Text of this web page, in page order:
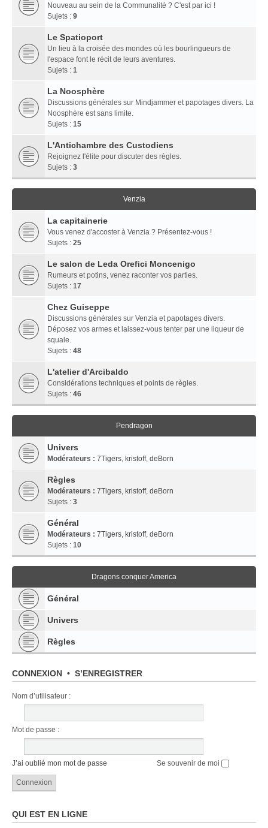
Nouveau au sein de la Communalité ? C'est par ici !
Sujets : 9
Le Spatioport
Un lieu à la croisée des mondes où les bourlingueurs de
l'espace font le récit de leurs aventures.
Sujets : 1
La Noosphère
Discussions générales sur Mindjammer et papotages divers. La
Noosphère est sans limite.
Sujets : 15
L'Antichambre des Custodiens
Rejoignez l'élite pour discuter des règles.
Sujets : 3
Venzia
La capitainerie
Vous venez d'accoster à Venzia ? Présentez-vous !
Sujets : 25
Le salon de Leda Orefici Moncenigo
Rumeurs et potins, venez raconter vos parties.
Sujets : 17
Chez Guiseppe
Discussions générales sur Venzia et papotages divers.
Déposez vos armes et laissez-vous tenter par une liqueur de
squale.
Sujets : 48
L'atelier d'Arcibaldo
Considérations techniques et points de règles.
Sujets : 46
Pendragon
Univers
Modérateurs : 7Tigers, kristoff, deBorn
Règles
Modérateurs : 7Tigers, kristoff, deBorn
Sujets : 3
Général
Modérateurs : 7Tigers, kristoff, deBorn
Sujets : 10
Dragons conquer America
Général
Univers
Règles
CONNEXION • S’ENREGISTRER
Nom d’utilisateur :
Mot de passe :
J’ai oublié mon mot de passe Se souvenir de moi
QUI EST EN LIGNE